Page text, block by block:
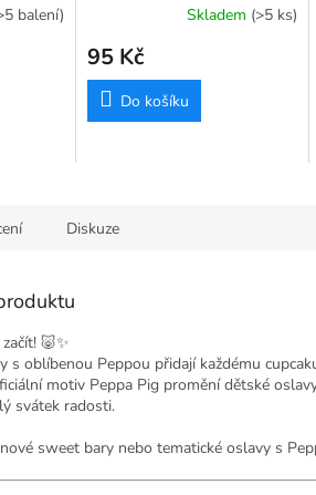
balení) Skladem (>5 ks)
95 Kč
Do košíku
Diskuze
🐷✨
s oblíbenou Peppou přidají každému
motiv Peppa Pig promění dětské
svátek radosti.
sweet bary nebo tematické oslavy s